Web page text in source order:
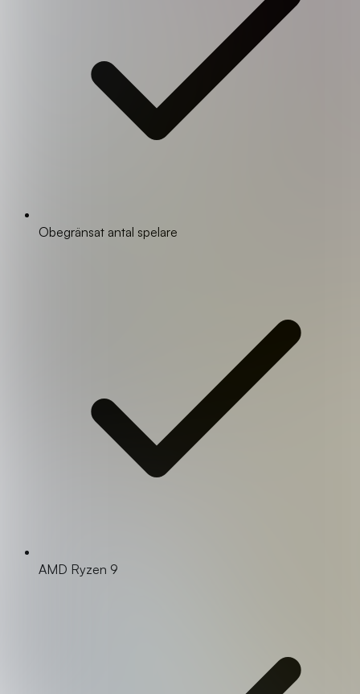
Obegränsat antal spelare
AMD Ryzen 9